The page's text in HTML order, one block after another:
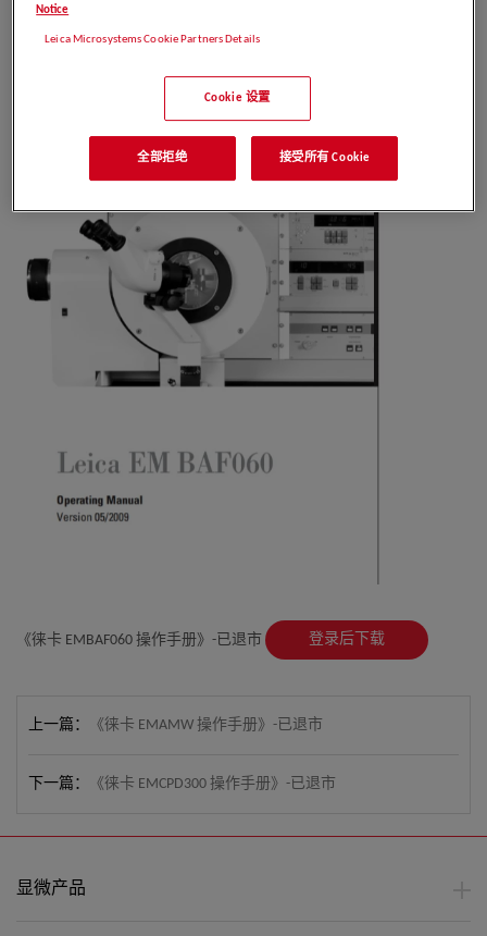
reproduction of text and illustrations (or any parts
thereof) by printing, photocopying, or other
methods (including electronic systems and media)
requires express priorpermission in writing.
《徕卡 EMBAF060 操作手册》-已退市 登录后下载
上一篇： 《徕卡 EMAMW 操作手册》-已退市
下一篇： 《徕卡 EMCPD300 操作手册》-已退市
显微产品
Notice
Leica Microsystems Cookie Partners Details
Cookie 设置
全部拒绝 接受所有 Cookie